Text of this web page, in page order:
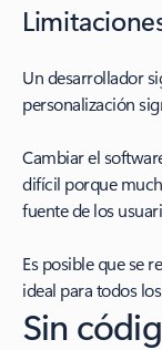
Un desarrollador
personalización
Cambiar el
difícil porque
fuente de los
Es posible que se
ideal para todos
Sin